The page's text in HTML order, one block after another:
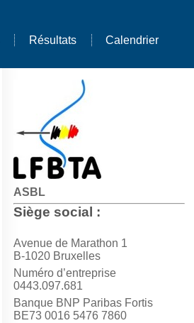
Résultats Calendrier
ASBL
Siège social :
Avenue de Marathon 1
B-1020 Bruxelles
Numéro d’entreprise
0443.097.681
Banque BNP Paribas Fortis
BE73 0016 5476 7860